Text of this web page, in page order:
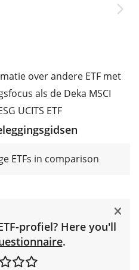
over andere ETF met
als de Deka MSCI
UCITS ETF
ETFs in comparison
profiel? Here you'll
.